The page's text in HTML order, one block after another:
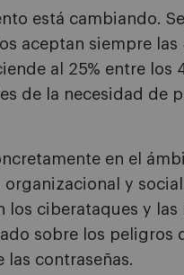
está cambiando.
aceptan siempre las
al 25% entre los
de la necesidad de
en el
y
los ciberataques y las
sobre los peligros
contraseñas.